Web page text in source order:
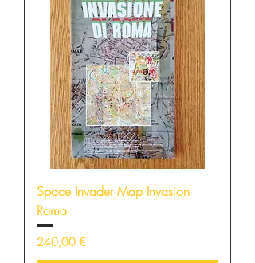
Space Invader Map Invasion
Roma
Prix
240,00 €